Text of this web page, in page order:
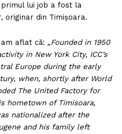
lui job a fost la
originar din Timișoara.
aflat că: „Founded in 1950
in New York City, ICC’s
Europe during the early
when, shortly after World
The United Factory for
hometown of Timisoara,
nationalized after the
and his family left